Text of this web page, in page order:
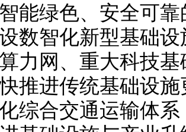
能绿色、安全可
数智化新型基础
力网、重大科技
推进传统基础设
综合交通运输体